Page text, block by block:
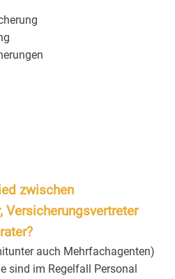
zwischen
Versicherungsvertreter
auch Mehrfachagenten)
sind im Regelfall Personal